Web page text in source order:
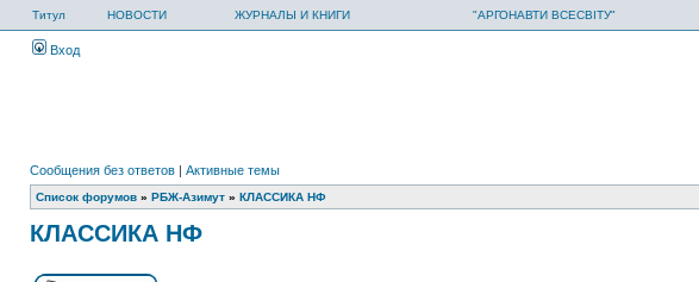
Титул НОВОСТИ ЖУРНАЛЫ И КНИГИ "АРГОНАВТИ ВСЕСВІТУ"
Вход
Сообщения без ответов | Активные темы
Список форумов » РБЖ-Азимут » КЛАССИКА НФ
КЛАССИКА НФ